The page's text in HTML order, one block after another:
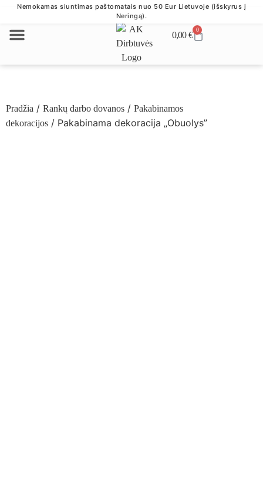
Nemokamas siuntimas paštomatais nuo 50 Eur Lietuvoje (išskyrus į
Neringą).
0,00€
0
Pradžia / Rankų darbo dovanos / Pakabinamos
dekoracijos / Pakabinama dekoracija „Obuolys”